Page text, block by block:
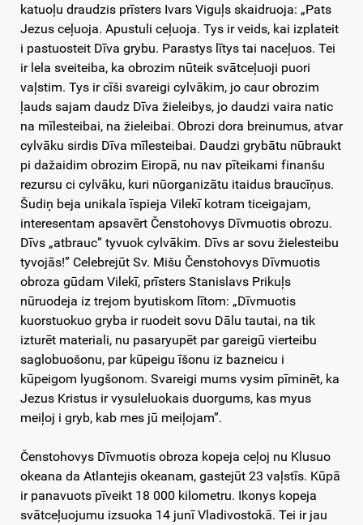
katuoļu draudzis prīsters Ivars Viguļs skaidruoja: „Pats
Jezus ceļuoja. Apustuli ceļuoja. Tys ir veids, kai izplateit
i pastuosteit Dīva grybu. Parastys lītys tai naceļuos. Tei
ir lela sveiteiba, ka obrozim nūteik svātceļuoji puori
vaļstim. Tys ir cīši svareigi cylvākim, jo caur obrozim
ļauds sajam daudz Dīva žieleibys, jo daudzi vaira natic
na mīlesteibai, na žieleibai. Obrozi dora breinumus, atvar
cylvāku sirdis Dīva mīlesteibai. Daudzi grybātu nūbraukt
pi dažaidim obrozim Eiropā, nu nav pīteikami finanšu
rezursu ci cylvāku, kuri nūorganizātu itaidus braucīņus.
Šudiņ beja unikala īspieja Vilekī kotram ticeigajam,
interesentam apsavērt Čenstohovys Dīvmuotis obrozu.
Dīvs „atbrauc” tyvuok cylvākim. Dīvs ar sovu žielesteibu
tyvojās!” Celebrejūt Sv. Mišu Čenstohovys Dīvmuotis
obroza gūdam Vilekī, prīsters Stanislavs Prikuļs
nūruodeja iz trejom byutiskom lītom: „Dīvmuotis
kuorstuokuo gryba ir ruodeit sovu Dālu tautai, na tik
izturēt materiali, nu pasaryupēt par gareigū vierteibu
saglobuošonu, par kūpeigu īšonu iz bazneicu i
kūpeigom lyugšonom. Svareigi mums vysim pīminēt, ka
Jezus Kristus ir vysuleluokais duorgums, kas myus
meiļoj i gryb, kab mes jū meiļojam”.
Čenstohovys Dīvmuotis obroza kopeja ceļoj nu Klusuo
okeana da Atlantejis okeanam, gastejūt 23 vaļstīs. Kūpā
ir panavuots pīveikt 18 000 kilometru. Ikonys kopeja
svātceļuojumu izsuoka 14 junī Vladivostokā. Tei ir jau